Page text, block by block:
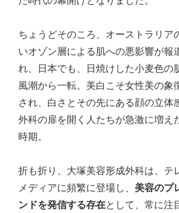
ちょうどそのころ、オーストラリア
いオゾン層による肌への悪影響が報
れ、日本でも、日焼けした小麦色の
風潮から一転。美白こそ女性美の象
され、白さとその先にある顔の立体
外科の扉を開く人たちが急激に増え
時期。
折も折り、大塚美容形成外科は、テ
メディアに頻繁に登場し、 美容のプ
ンドを発信する存在として、常に注